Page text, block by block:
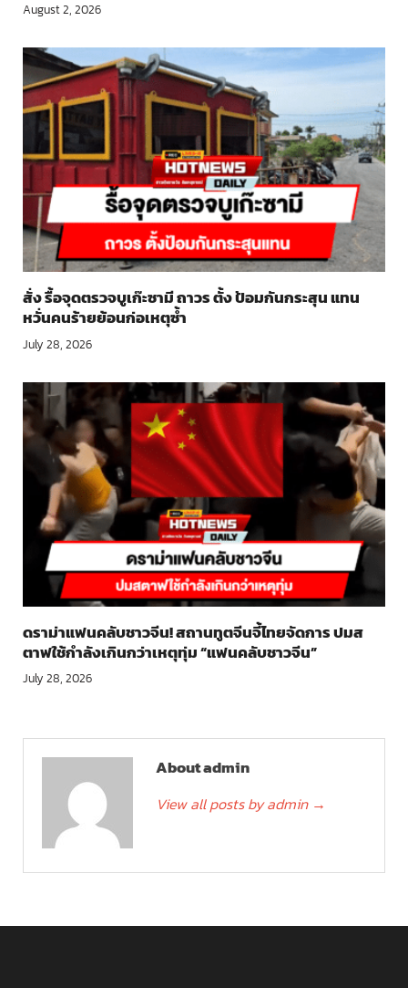
August 2, 2026
สั่ง รื้อจุดตรวจบูเก๊ะซามี ถาวร ตั้ง ป้อมกันกระสุน แทน
หวั่นคนร้ายย้อนก่อเหตุซ้ำ
July 28, 2026
ดราม่าแฟนคลับชาวจีน! สถานทูตจีนจี้ไทยจัดการ ปมส
ตาฟใช้กำลังเกินกว่าเหตุทุ่ม “แฟนคลับชาวจีน”
July 28, 2026
About admin
View all posts by admin →